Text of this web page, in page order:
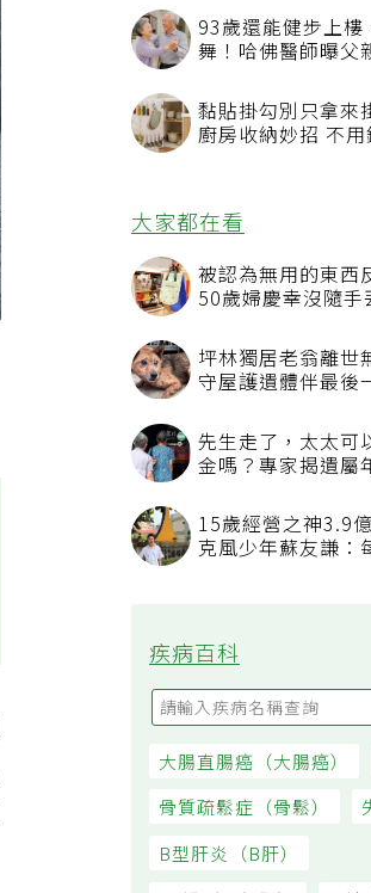
93歲還能健步上
舞！哈佛醫師曝父
黏貼掛勾別只拿來
廚房收納妙招 不
大家都在看
被認為無用的東西
50歲婦慶幸沒隨
坪林獨居老翁離世
守屋護遺體伴最後
先生走了，太太可
看順位還要看資格
15歲經營之神3.9
疾病百科